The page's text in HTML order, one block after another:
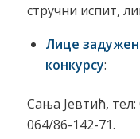
стручни испит,
Лице
конкурсу:
Сања Јевтић,
064/86-142-71.